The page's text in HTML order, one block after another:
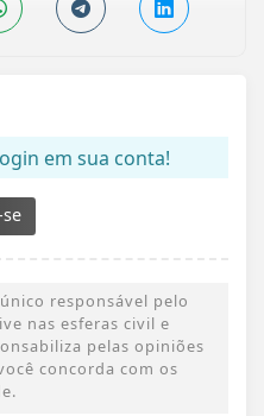
em sua conta!
responsável pelo
nas esferas civil e
pelas opiniões
concorda com os